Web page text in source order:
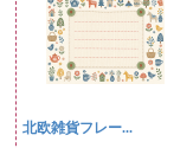
北欧雑貨フレー...